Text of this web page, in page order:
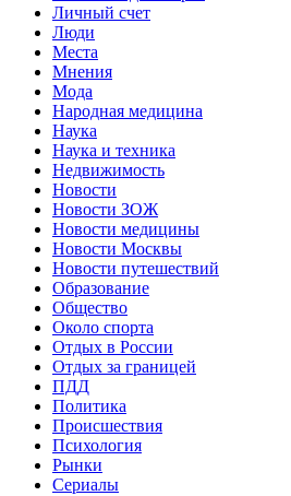
Личный счет
Люди
Места
Мнения
Мода
Народная медицина
Наука
Наука и техника
Недвижимость
Новости
Новости ЗОЖ
Новости медицины
Новости Москвы
Новости путешествий
Образование
Общество
Около спорта
Отдых в России
Отдых за границей
ПДД
Политика
Происшествия
Психология
Рынки
Сериалы